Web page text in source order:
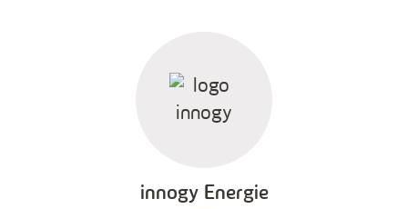
innogy Energie